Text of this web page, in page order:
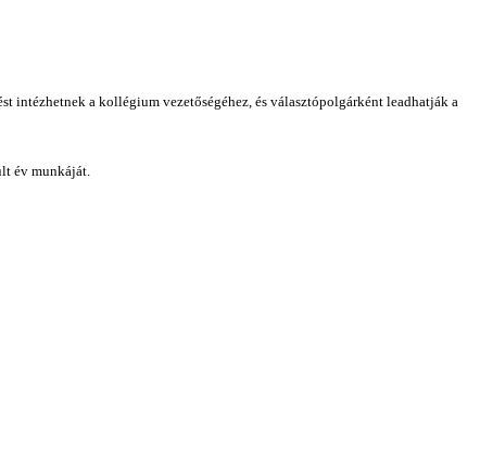
a kollégium vezetőségéhez, és választópolgárként leadhatják a
év munkáját.